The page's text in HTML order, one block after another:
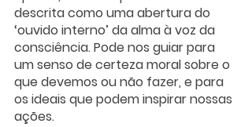
descrita como uma abertura do
‘ouvido interno’ da alma à voz da
consciência. Pode nos guiar para
um senso de certeza moral sobre o
que devemos ou não fazer, e para
os ideais que podem inspirar nossas
ações.